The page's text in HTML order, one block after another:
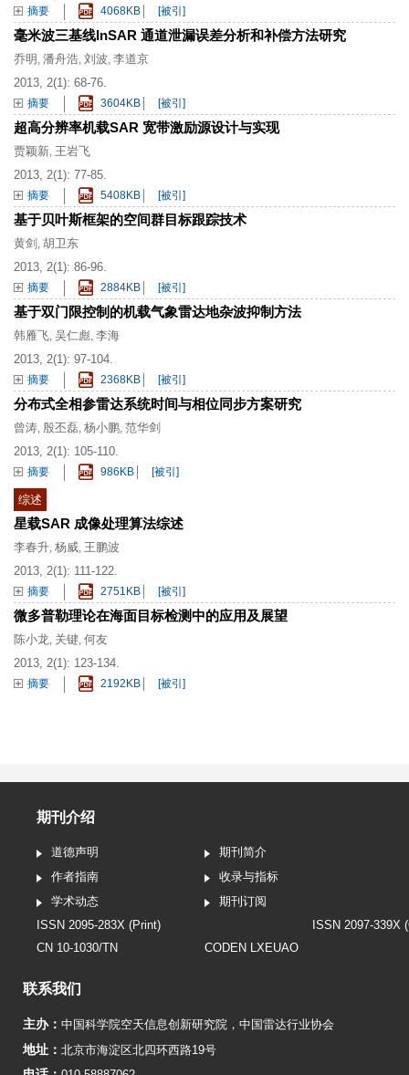
摘要 4068KB [被引]
毫米波三基线InSAR 通道泄漏误差分析和补偿方法研究
乔明 , 潘舟浩, 刘波, 李道京
2013, 2(1): 68-76.
摘要 3604KB [被引]
超高分辨率机载SAR 宽带激励源设计与实现
贾颖新, 王岩飞
2013, 2(1): 77-85.
摘要 5408KB [被引]
基于贝叶斯框架的空间群目标跟踪技术
黄剑 , 胡卫东
2013, 2(1): 86-96.
摘要 2884KB [被引]
基于双门限控制的机载气象雷达地杂波抑制方法
韩雁飞, 吴仁彪, 李海
2013, 2(1): 97-104.
摘要 2368KB [被引]
分布式全相参雷达系统时间与相位同步方案研究
曾涛, 殷丕磊, 杨小鹏, 范华剑
2013, 2(1): 105-110.
摘要 986KB [被引]
综述
星载SAR 成像处理算法综述
李春升, 杨威, 王鹏波
2013, 2(1): 111-122.
摘要 2751KB [被引]
微多普勒理论在海面目标检测中的应用及展望
陈小龙, 关键, 何友
2013, 2(1): 123-134.
摘要 2192KB [被引]
期刊介绍
道德声明
期刊简介
作者指南
收录与指标
学术动态
期刊订阅
ISSN 2095-283X (Print)
ISSN 2097-339X
CN 10-1030/TN
CODEN LXEUAO
联系我们
主办： 中国科学院空天信息创新研究院 ， 中国雷达行业协会
地址： 北京市海淀区北四环西路19号